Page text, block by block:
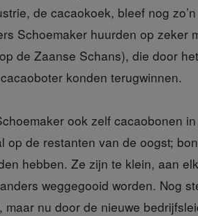
de cacaokoek, bleef nog
Schoemaker huurden op zeker
de Zaanse Schans), die door
konden terugwinnen.
ook zelf cacaobonen
op de restanten van de oogst;
hebben. Ze zijn te klein, aan
weggegooid worden. Nog
maar nu door de nieuwe